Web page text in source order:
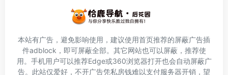
本站有广告，避免影响使用，建议使用首页推荐的屏蔽广告插
件adblock ，即可屏蔽全部。其它网站也可以屏蔽，推荐使
用。手机用户可以推荐Edge或360浏览器打开也会自动屏蔽广
告。此站仅爱好，不开广告凭私房钱难以支付服务器开销，望